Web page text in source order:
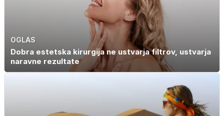
OGLAS
Dobra estetska kirurgija ne ustvarja filtrov, ustvarja
naravne rezultate